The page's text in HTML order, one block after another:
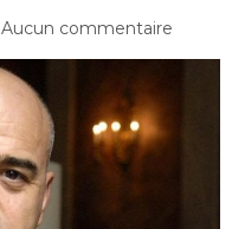
Aucun commentaire